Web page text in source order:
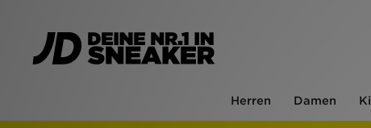
Herren Damen